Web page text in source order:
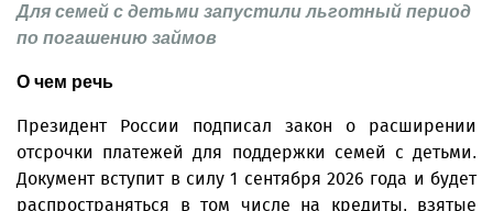
Для семей с детьми запустили льготный период
по погашению займов
О чем речь
Президент России подписал закон о расширении
отсрочки платежей для поддержки семей с детьми.
Документ вступит в силу 1 сентября 2026 года и будет
распространяться в том числе на кредиты, взятые